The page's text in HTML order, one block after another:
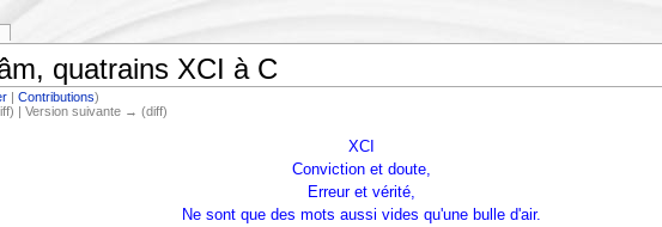
quatrains XCI à C
|Contributions)
| Version suivante → (diff)
XCI
Conviction et doute,
Erreur et vérité,
Ne sont que des mots aussi vides qu'une bulle d'air.